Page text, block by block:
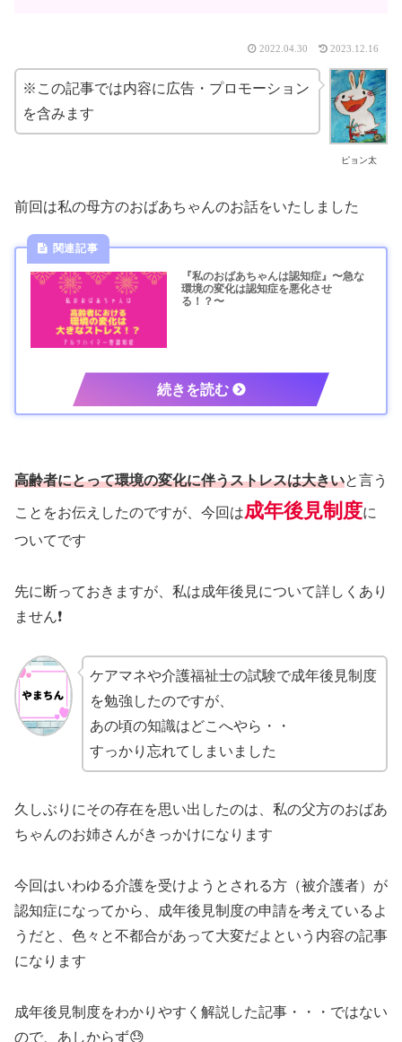
2022.04.30 2023.12.16
ピョン太
※この記事では内容に広告・プロモーション
を含みます
前回は私の母方のおばあちゃんのお話をいたしました
『私のおばあちゃんは認知症』〜急な
環境の変化は認知症を悪化させ
る！？〜
高齢者にとって環境の変化に伴うストレスは大きいと言う
ことをお伝えしたのですが、今回は成年後見制度に
ついてです
先に断っておきますが、私は成年後見について詳しくあり
ません❗️
ケアマネや介護福祉士の試験で成年後見制度
を勉強したのですが、
あの頃の知識はどこへやら・・
すっかり忘れてしまいました
久しぶりにその存在を思い出したのは、私の父方のおばあ
ちゃんのお姉さんがきっかけになります
今回はいわゆる介護を受けようとされる方（被介護者）が
認知症になってから、成年後見制度の申請を考えているよ
うだと、色々と不都合があって大変だよという内容の記事
になります
成年後見制度をわかりやすく解説した記事・・・ではない
ので、あしからず😓